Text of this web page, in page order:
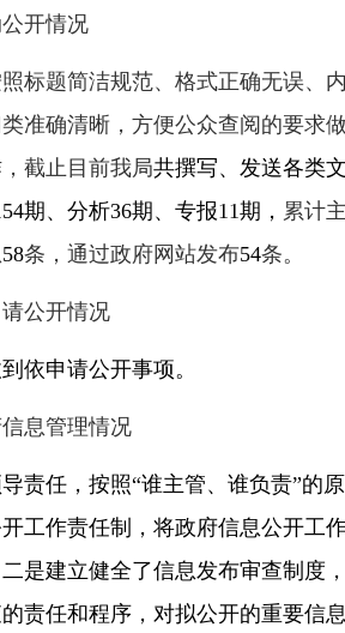
公开情况
标题简洁规范、格式正确无误、
准确清晰，方便公众查阅的要求
截止目前我局共撰写、发送各类
期、分析36期、专报11期， 累计
58条，通过政府网站发布54条。
请公开情况
依申请公开事项。
信息管理情况
责任，按照“谁主管、谁负责”的原
工作责任制，将政府信息公开工
是建立健全了信息发布审查制度
责任和程序，对拟公开的重要信